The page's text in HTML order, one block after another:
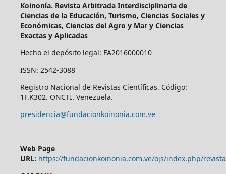
Koinonía. Revista Arbitrada Interdisciplinaria de
Ciencias de la Educación, Turismo, Ciencias Sociales y
Económicas, Ciencias del Agro y Mar y Ciencias
Exactas y Aplicadas
Hecho el depósito legal: FA2016000010
ISSN: 2542-3088
Registro Nacional de Revistas Científicas. Código:
1F.K302. ONCTI. Venezuela.
presidencia@fundacionkoinonia.com.ve
Web Page
URL: https://fundacionkoinonia.com.ve/ojs/index.php/